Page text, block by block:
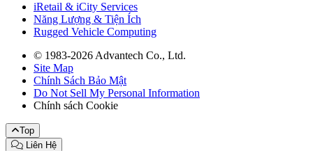
iRetail & iCity Services
Năng Lượng & Tiện Ích
Rugged Vehicle Computing
© 1983-2026 Advantech Co., Ltd.
Site Map
Chính Sách Bảo Mật
Do Not Sell My Personal Information
Chính sách Cookie
Top
Liên Hệ